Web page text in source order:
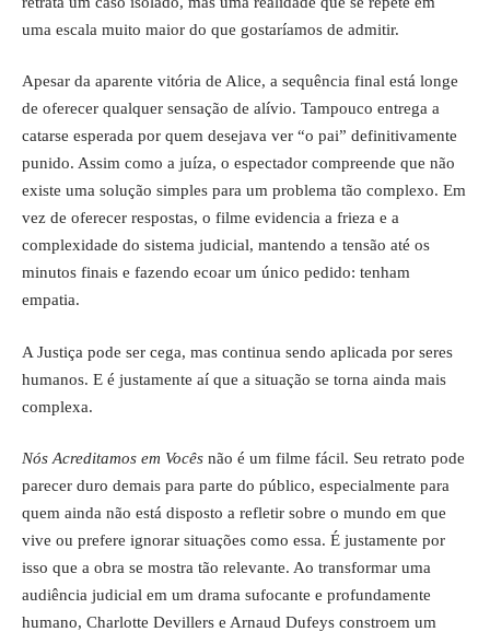
uma escala muito maior do que gostaríamos de admitir.
Apesar da aparente vitória de Alice, a sequência final está longe
de oferecer qualquer sensação de alívio. Tampouco entrega a
catarse esperada por quem desejava ver “o pai” definitivamente
punido. Assim como a juíza, o espectador compreende que não
existe uma solução simples para um problema tão complexo. Em
vez de oferecer respostas, o filme evidencia a frieza e a
complexidade do sistema judicial, mantendo a tensão até os
minutos finais e fazendo ecoar um único pedido: tenham
empatia.
A Justiça pode ser cega, mas continua sendo aplicada por seres
humanos. E é justamente aí que a situação se torna ainda mais
complexa.
Nós Acreditamos em Vocês não é um filme fácil. Seu retrato pode
parecer duro demais para parte do público, especialmente para
quem ainda não está disposto a refletir sobre o mundo em que
vive ou prefere ignorar situações como essa. É justamente por
isso que a obra se mostra tão relevante. Ao transformar uma
audiência judicial em um drama sufocante e profundamente
humano, Charlotte Devillers e Arnaud Dufeys constroem um